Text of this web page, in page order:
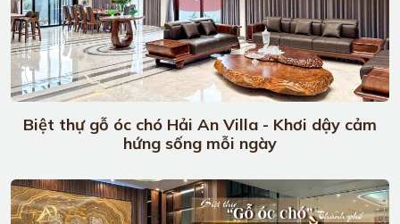
Biệt thự gỗ óc chó Hải An Villa - Khơi dậy cảm
hứng sống mỗi ngày